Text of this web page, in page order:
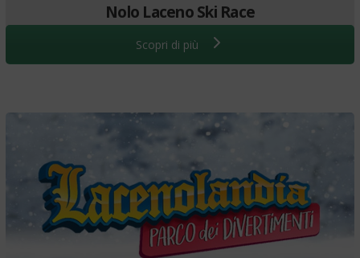
Nolo Laceno Ski Race
Scopri di più